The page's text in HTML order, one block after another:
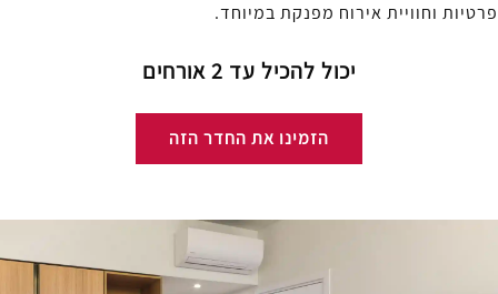
פרטיות וחוויית אירוח מפנקת במיוחד.
יכול להכיל עד 2 אורחים
הזמינו את החדר הזה